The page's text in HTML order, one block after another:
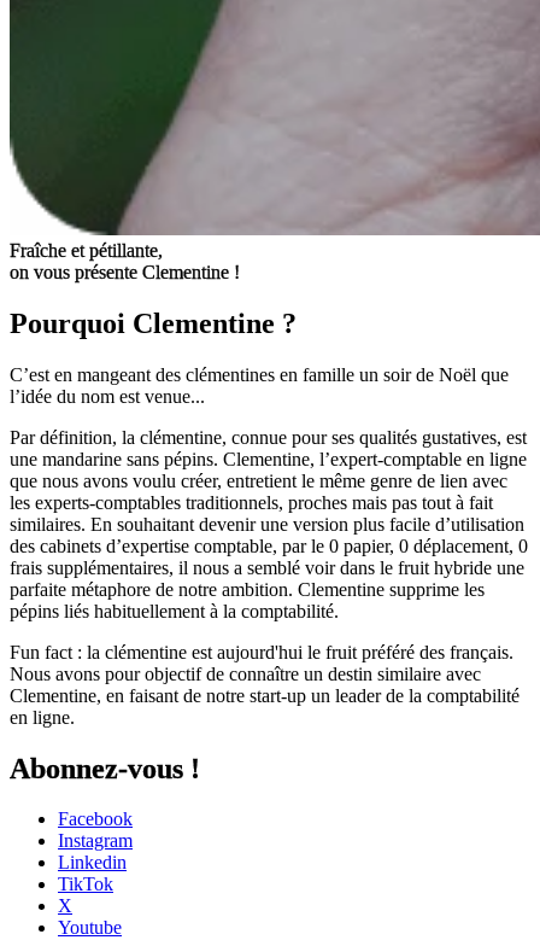
Fraîche et pétillante,
on vous présente Clementine !
Pourquoi Clementine ?
C’est en mangeant des clémentines en famille un soir de Noël que
l’idée du nom est venue...
Par définition, la clémentine, connue pour ses qualités gustatives, est
une mandarine sans pépins. Clementine, l’expert-comptable en ligne
que nous avons voulu créer, entretient le même genre de lien avec
les experts-comptables traditionnels, proches mais pas tout à fait
similaires. En souhaitant devenir une version plus facile d’utilisation
des cabinets d’expertise comptable, par le 0 papier, 0 déplacement, 0
frais supplémentaires, il nous a semblé voir dans le fruit hybride une
parfaite métaphore de notre ambition. Clementine supprime les
pépins liés habituellement à la comptabilité.
Fun fact : la clémentine est aujourd'hui le fruit préféré des français.
Nous avons pour objectif de connaître un destin similaire avec
Clementine, en faisant de notre start-up un leader de la comptabilité
en ligne.
Abonnez-vous !
Facebook
Instagram
Linkedin
TikTok
X
Youtube